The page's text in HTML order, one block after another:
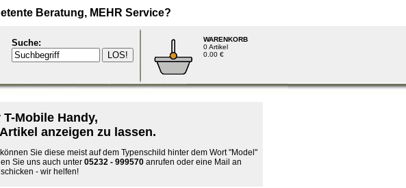
Beratung, MEHR Service?
Suche:
WARENKORB
0 Artikel
0.00 €
Mobile Handy,
anzeigen zu lassen.
Sie diese meist auf dem Typenschild hinter dem Wort "Model"
Sie uns auch unter 05232 - 999570anrufen oder eine Mail an
schicken - wir helfen!